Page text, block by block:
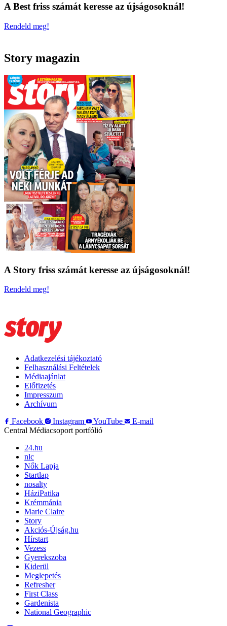
A Best friss számát keresse az újságosoknál!
Rendeld meg!
Story magazin
A Story friss számát keresse az újságosoknál!
Rendeld meg!
Adatkezelési tájékoztató
Felhasználási Feltételek
Médiaajánlat
Előfizetés
Impresszum
Archívum
Facebook
Instagram YouTube
E-mail
Central Médiacsoport portfólió
24.hu
nlc
Nők Lapja
Startlap
nosalty
HáziPatika
Krémmánia
Marie Claire
Story
Akciós-Újság.hu
Hírstart
Vezess
Gyerekszoba
Kiderül
Meglepetés
Refresher
First Class
Gardenista
National Geographic